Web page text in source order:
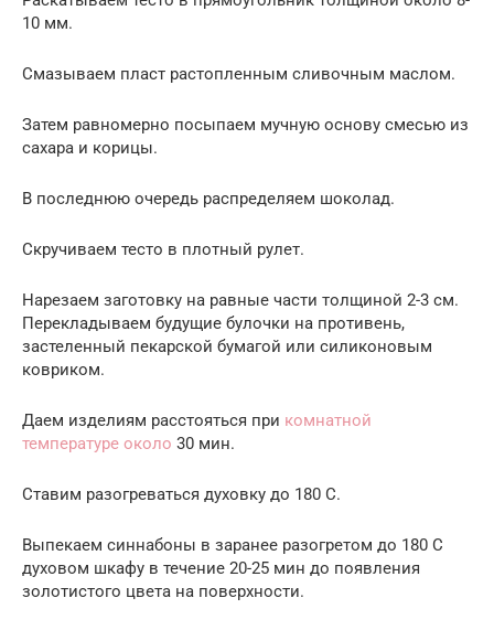
10 мм.
Смазываем пласт растопленным сливочным маслом.
Затем равномерно посыпаем мучную основу смесью из
сахара и корицы.
В последнюю очередь распределяем шоколад.
Скручиваем тесто в плотный рулет.
Нарезаем заготовку на равные части толщиной 2-3 см.
Перекладываем будущие булочки на противень,
застеленный пекарской бумагой или силиконовым
ковриком.
Даем изделиям расстояться при комнатной
температуре около 30 мин.
Ставим разогреваться духовку до 180 С.
Выпекаем синнабоны в заранее разогретом до 180 С
духовом шкафу в течение 20-25 мин до появления
золотистого цвета на поверхности.